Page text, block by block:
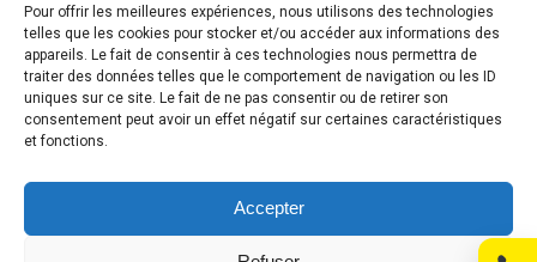
Pour offrir les meilleures expériences, nous utilisons des technologies
telles que les cookies pour stocker et/ou accéder aux informations des
appareils. Le fait de consentir à ces technologies nous permettra de
traiter des données telles que le comportement de navigation ou les ID
uniques sur ce site. Le fait de ne pas consentir ou de retirer son
consentement peut avoir un effet négatif sur certaines caractéristiques
et fonctions.
Accepter
Téléphone
déploiemen
t et la
maintenan
ce de leur
système
ons.